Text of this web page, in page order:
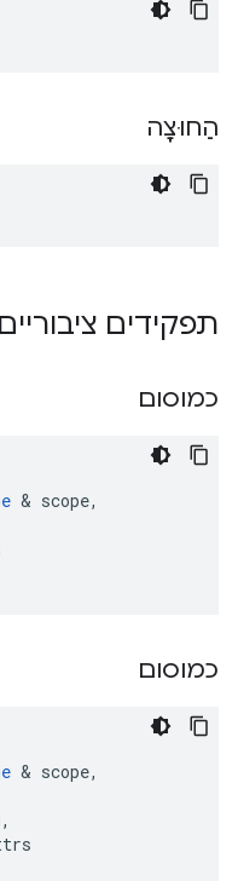
הַחוּצָה
תפקידים ציבוריים
כמוסום
& scope,
כמוסום
& scope,
,